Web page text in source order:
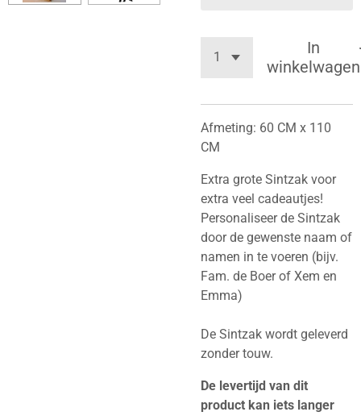
In
winkelwagen
Afmeting: 60 CM x 110
CM
Extra grote Sintzak voor
extra veel cadeautjes!
Personaliseer de Sintzak
door de gewenste naam of
namen in te voeren (bijv.
Fam. de Boer of Xem en
Emma)
De Sintzak wordt geleverd
zonder touw.
De levertijd van dit
product kan iets langer